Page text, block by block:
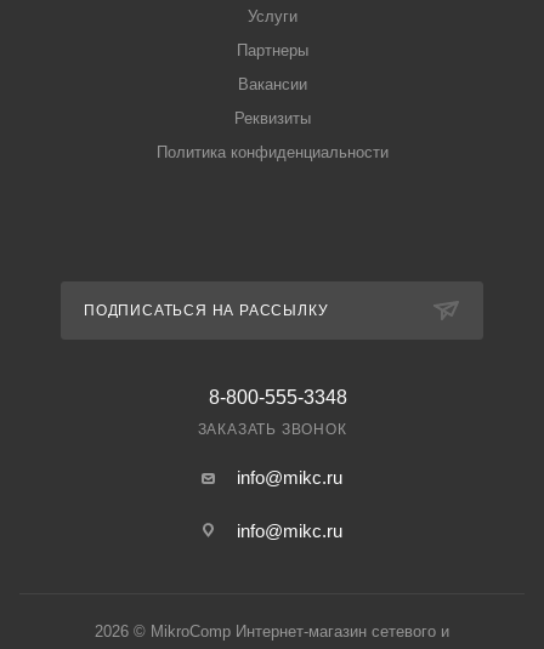
Услуги
Партнеры
Вакансии
Реквизиты
Политика конфиденциальности
ПОДПИСАТЬСЯ НА РАССЫЛКУ
8-800-555-3348
ЗАКАЗАТЬ ЗВОНОК
info@mikc.ru
info@mikc.ru
2026 © MikroComp Интернет-магазин сетевого и